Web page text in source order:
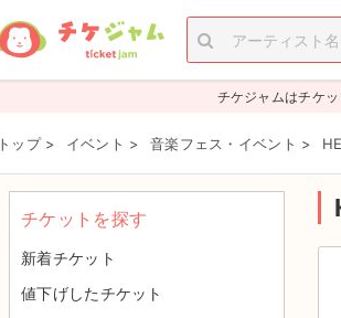
チケジャムはチケ
トップ > イベント > 音楽フェス・イベント >
チケットを探す
新着チケット
値下げしたチケット